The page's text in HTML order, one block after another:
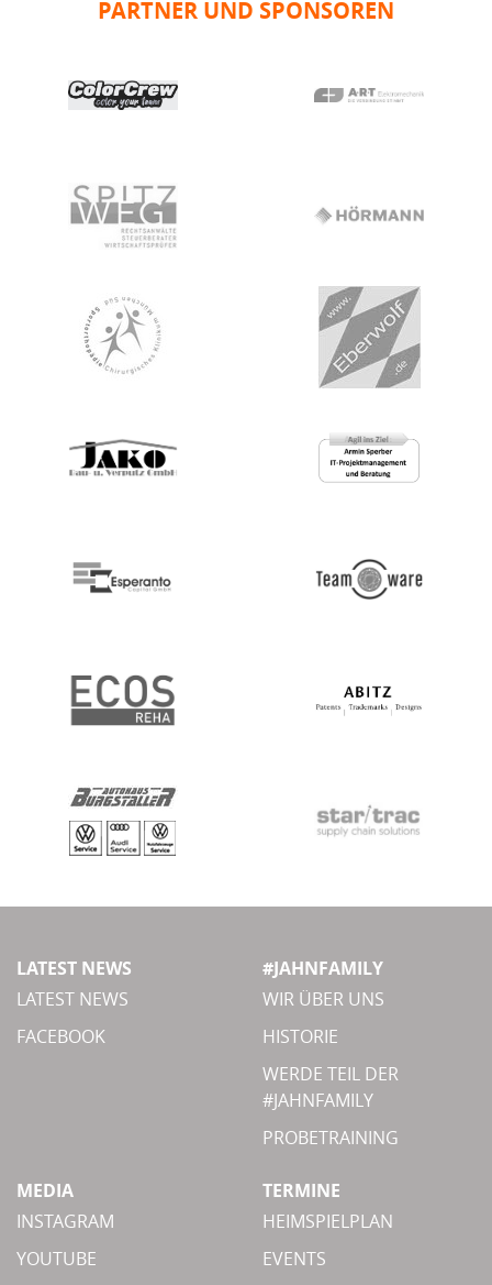
PARTNER UND SPONSOREN
LATEST NEWS
LATEST NEWS
FACEBOOK
#JAHNFAMILY
WIR ÜBER UNS
HISTORIE
WERDE TEIL DER
#JAHNFAMILY
PROBETRAINING
MEDIA
INSTAGRAM
YOUTUBE
TERMINE
HEIMSPIELPLAN
EVENTS